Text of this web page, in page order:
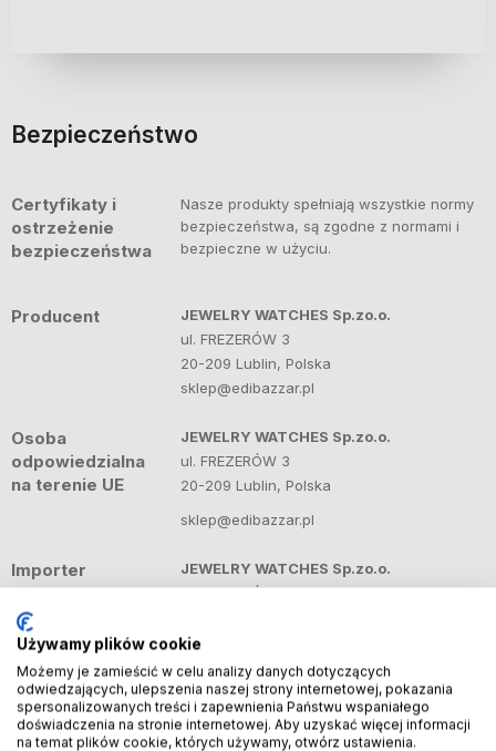
Bezpieczeństwo
Certyfikaty i
ostrzeżenie
bezpieczeństwa
Nasze produkty spełniają wszystkie normy
bezpieczeństwa, są zgodne z normami i
bezpieczne w użyciu.
Producent
JEWELRY WATCHES Sp.zo.o.
ul. FREZERÓW 3
20-209 Lublin, Polska
sklep@edibazzar.pl
Osoba
odpowiedzialna
na terenie UE
JEWELRY WATCHES Sp.zo.o.
ul. FREZERÓW 3
20-209 Lublin, Polska
sklep@edibazzar.pl
Importer
JEWELRY WATCHES Sp.zo.o.
ul. FREZERÓW 3
sklep@edibazzar.pl
Produkty powiązane Zobacz więcej
Używamy plików cookie
Możemy je zamieścić w celu analizy danych dotyczących
odwiedzających, ulepszenia naszej strony internetowej, pokazania
spersonalizowanych treści i zapewnienia Państwu wspaniałego
doświadczenia na stronie internetowej. Aby uzyskać więcej informacji
na temat plików cookie, których używamy, otwórz ustawienia.